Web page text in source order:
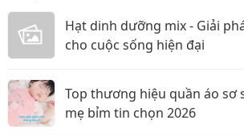
Hạt dinh dưỡng mix - Giải
cho cuộc sống hiện đại
Top thương hiệu quần áo sơ
mẹ bỉm tin chọn 2026